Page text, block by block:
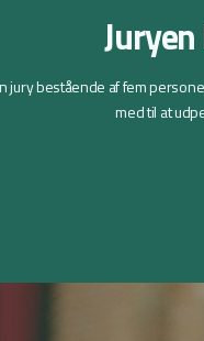
jury bestående af fem
med til at
Malene